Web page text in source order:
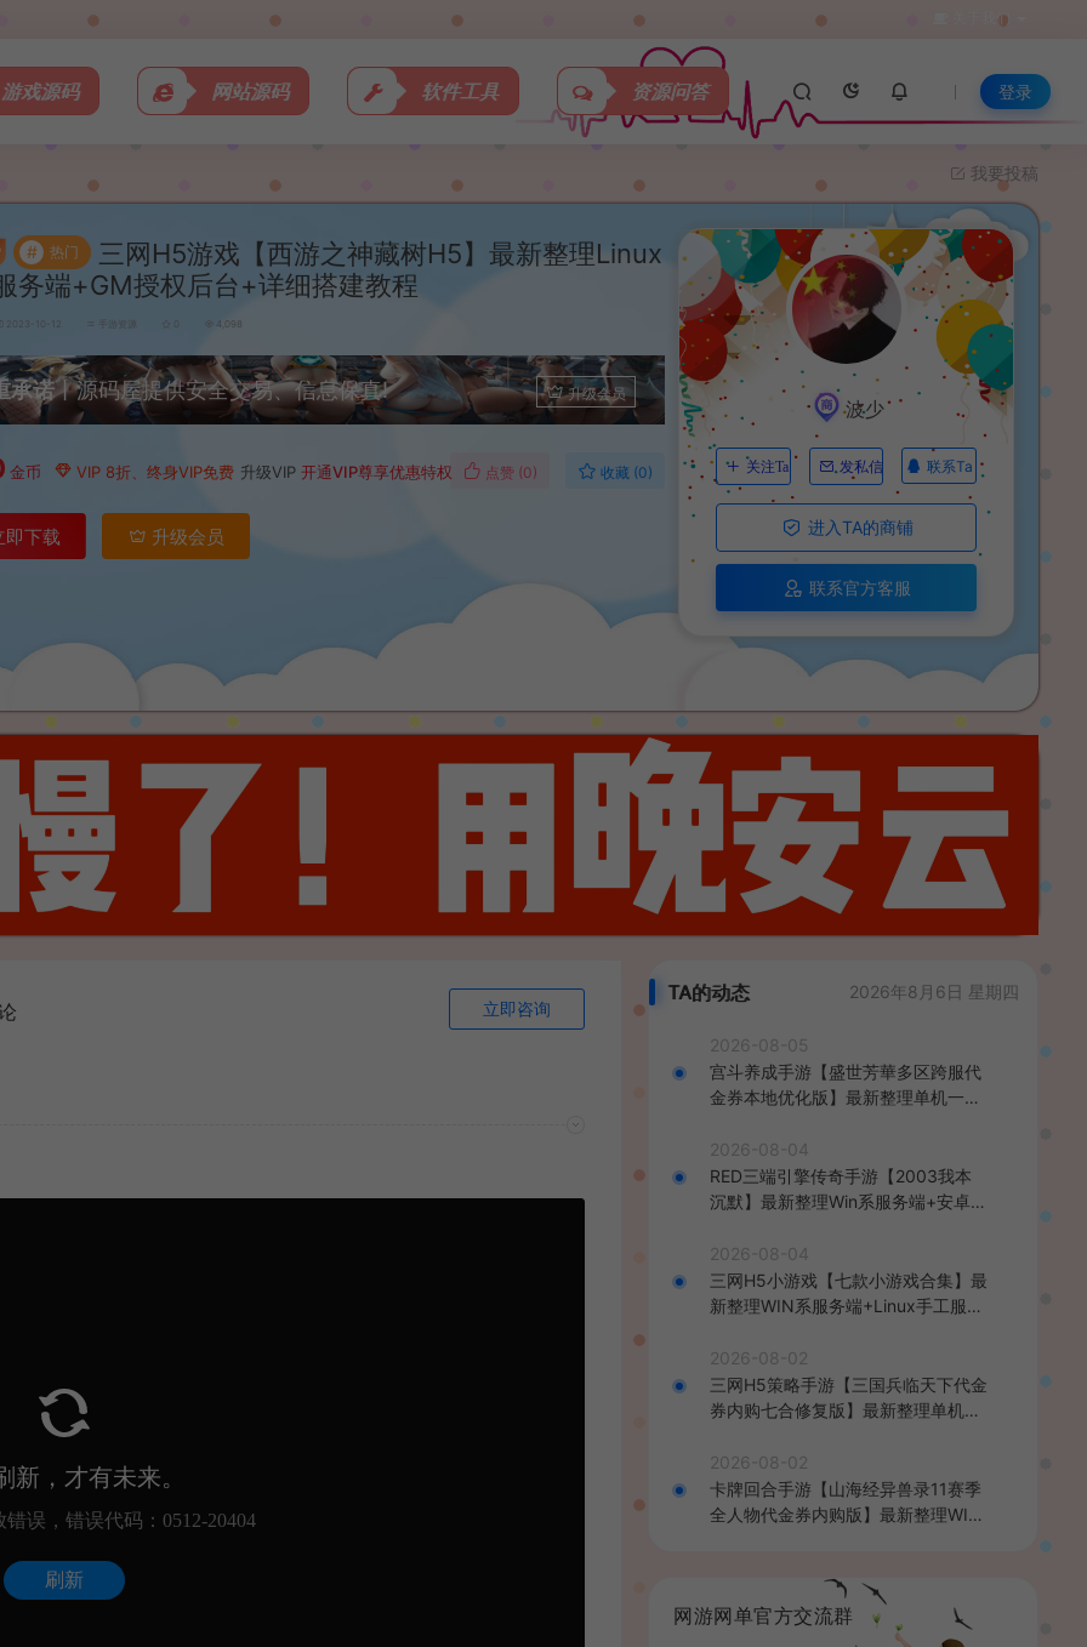
关于我们
游戏源码 网站源码 软件工具 资源问答 登录
我要投稿
# 热门
三网H5游戏【西游之神藏树H5】最新整理Linux
务端+GM授权后台+详细搭建教程
2023-10-12 手游资源 0 4,098
承诺丨源码屋提供安全交易、信息保真! 升级会员
金币 VIP 8折、终身VIP免费 升级VIP 开通VIP尊享优惠特权 点赞 (0) 收藏 (0)
即下载 升级会员
波少
关注Ta 发私信 联系Ta
进入TA的商铺
联系官方客服
立即咨询
TA的动态 2026年8月6日 星期四
2026-08-05
宫斗养成手游【盛世芳華多区跨服代
金券本地优化版】最新整理单机一键
后台+安卓+详细搭建教程
2026-08-04
RED三端引擎传奇手游【2003我本
沉默】最新整理Win系服务端+安卓苹
2026-08-04
三网H5小游戏【七款小游戏合集】最
新整理WIN系服务端+Linux手工服务
2026-08-02
三网H5策略手游【三国兵临天下代金
券内购七合修复版】最新整理单机一
理后台+GM授权后台+简易安卓客户
端+详细搭建教程+视频教程
2026-08-02
卡牌回合手游【山海经异兽录11赛季
全人物代金券内购版】最新整理WIN
网游网单官方交流群